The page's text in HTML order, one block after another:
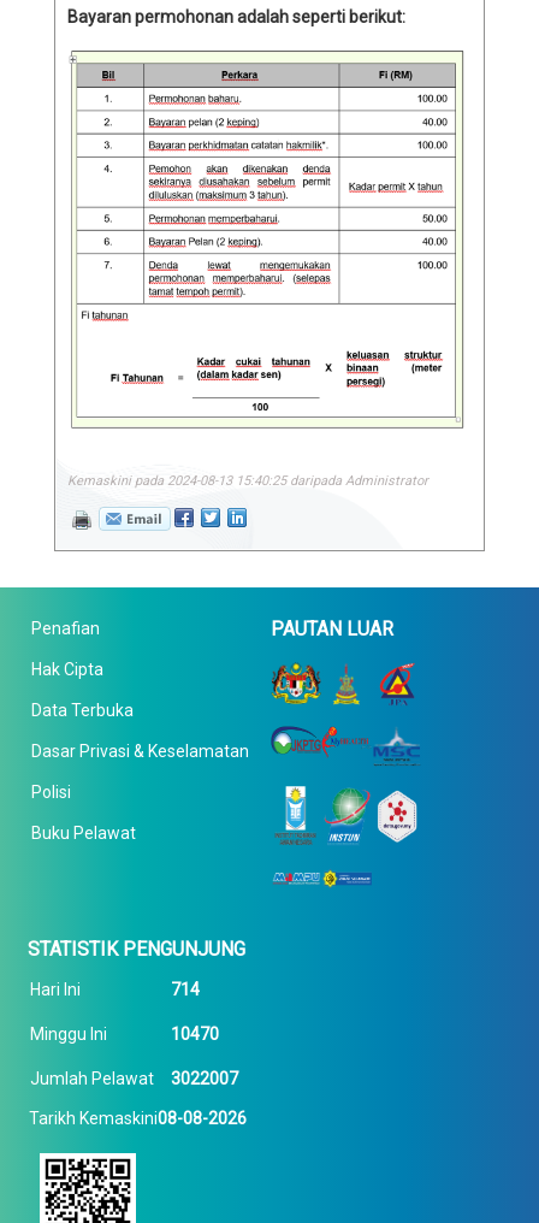
Bayaran permohonan adalah seperti berikut:
Kemaskini pada 2024-08-13 15:40:25 daripada Administrator
Penafian
Hak Cipta
Data Terbuka
Dasar Privasi & Keselamatan
Polisi
Buku Pelawat
PAUTAN LUAR
STATISTIK PENGUNJUNG
Hari Ini 714
Minggu Ini 10470
Jumlah Pelawat 3022007
Tarikh Kemaskini08-08-2026